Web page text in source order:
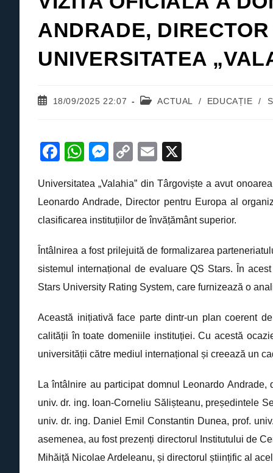
ANDRADE,
UNIVERSITATEA
Post18/09/2025 22:07
PostACTUAL / EDUCAȚIE /
F
c
e
b
o
o
k
W
at
s
A
p
p
M
ss
e
n
g
er
C
p
y
Li
n
k
E
ail
Universitatea „Valahia” din Târgoviște a avut
Leonardo Andrade, Director pentru Europa al
clasificarea instituțiilor de învățământ superior.
Întâlnirea a fost prilejuită de formalizarea
sistemul internațional de evaluare QS Stars. În
Stars University Rating System, care furnizează o
Această inițiativă face parte dintr-un plan coerent
calității în toate domeniile instituției. Cu acestă
universității către mediul internațional și creează un
La întâlnire au participat domnul Leonardo
univ. dr. ing. Ioan-Corneliu Sălișteanu, președintele
univ. dr. ing. Daniel Emil Constantin Dunea, prof.
asemenea, au fost prezenți directorul Institutului de
Mihăiță Nicolae Ardeleanu, și directorul științific al